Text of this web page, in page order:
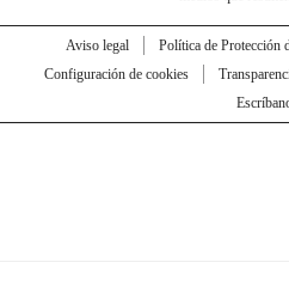
Aviso legal Política de Protección
Configuración de cookies